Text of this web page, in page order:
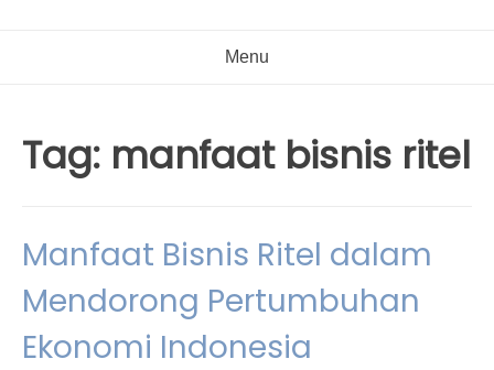
Menu
Tag: manfaat bisnis ritel
Manfaat Bisnis Ritel dalam
Mendorong Pertumbuhan
Ekonomi Indonesia